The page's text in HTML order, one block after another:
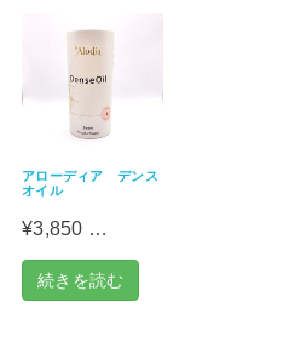
アローディア デンス
オイル
¥3,850 …
続きを読む